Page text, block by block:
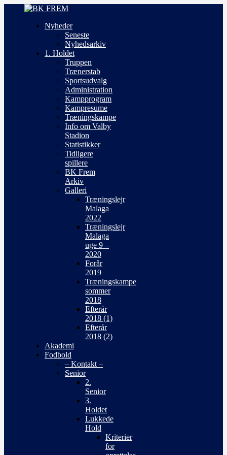
Nyheder
Seneste
Nyhedsarkiv
1. Holdet
Truppen
Trænerstab
Sportsudvalg
Administration
Kampprogram
Kampresume
Træningskampe
Info om Valby
Stadion
Statistikker
Tidligere
spillere
BK Frem
Arkiv
Galleri
Træningslejr
Malaga
2022
Træningslejr
Malaga
uge 9 –
2020
Forår
2019
Træningskampe
sommer
2018
Efterår
2018 (1)
Efterår
2018 (2)
Akademi
Fodbold
– Kontakt –
Senior
2.
Senior
3.
Holdet
Lukkede
Hold
Kriterier
for